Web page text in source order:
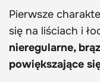
Pierwsze
się na liściach i
nieregularne,
powiększające